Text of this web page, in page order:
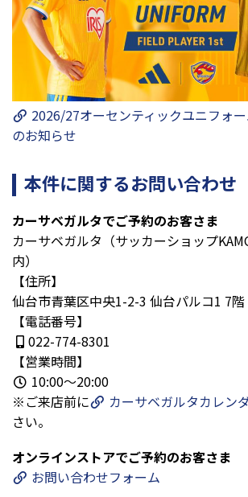
2026/27オーセンティックユニフォ
のお知らせ
本件に関するお問い合わせ
カーサベガルタでご予約のお客さま
カーサベガルタ（サッカーショップ
内）
【住所】
仙台市青葉区中央1-2-3 仙台パルコ1 7階
【電話番号】
022-774-8301
【営業時間】
10:00～20:00
※ご来店前に
カーサベガルタカレン
さい。
オンラインストアでご予約のお客さま
お問い合わせフォーム